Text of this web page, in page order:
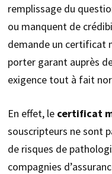
remplissage du
ou manquent de
demande un certificat
porter garant auprès
exigence tout à fait
En effet, le certificat
souscripteurs ne sont
de risques de
compagnies